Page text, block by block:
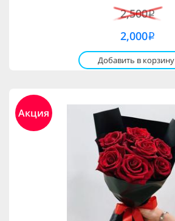
2,500i
2,000i
Добавить в корзину
Акция